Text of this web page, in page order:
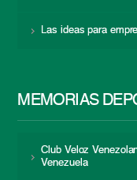
Las ideas para
MEMORIAS
Club Veloz
Venezuela